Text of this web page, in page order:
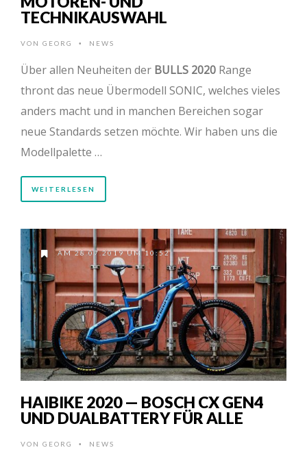
ECHNIKAUSWAHL
VON GEORG • NEWS
Über allen Neuheiten der BULLS 2020 Range
thront das neue Übermodell SONIC, welches vieles
anders macht und in manchen Bereichen sogar
neue Standards setzen möchte. Wir haben uns die
Modellpalette …
WEITERLESEN
AM 28.07.2019 UM 10:52
HAIBIKE 2020 — BOSCH CX GEN4
UND DUALBATTERY FÜR ALLE
VON GEORG • NEWS